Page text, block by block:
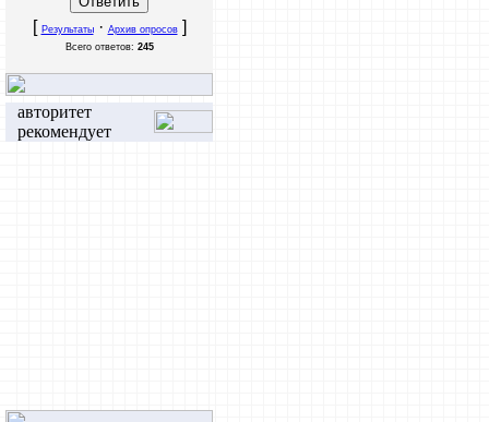
[ Результаты· Архив опросов]
Всего ответов: 245
авторитет
рекомендует